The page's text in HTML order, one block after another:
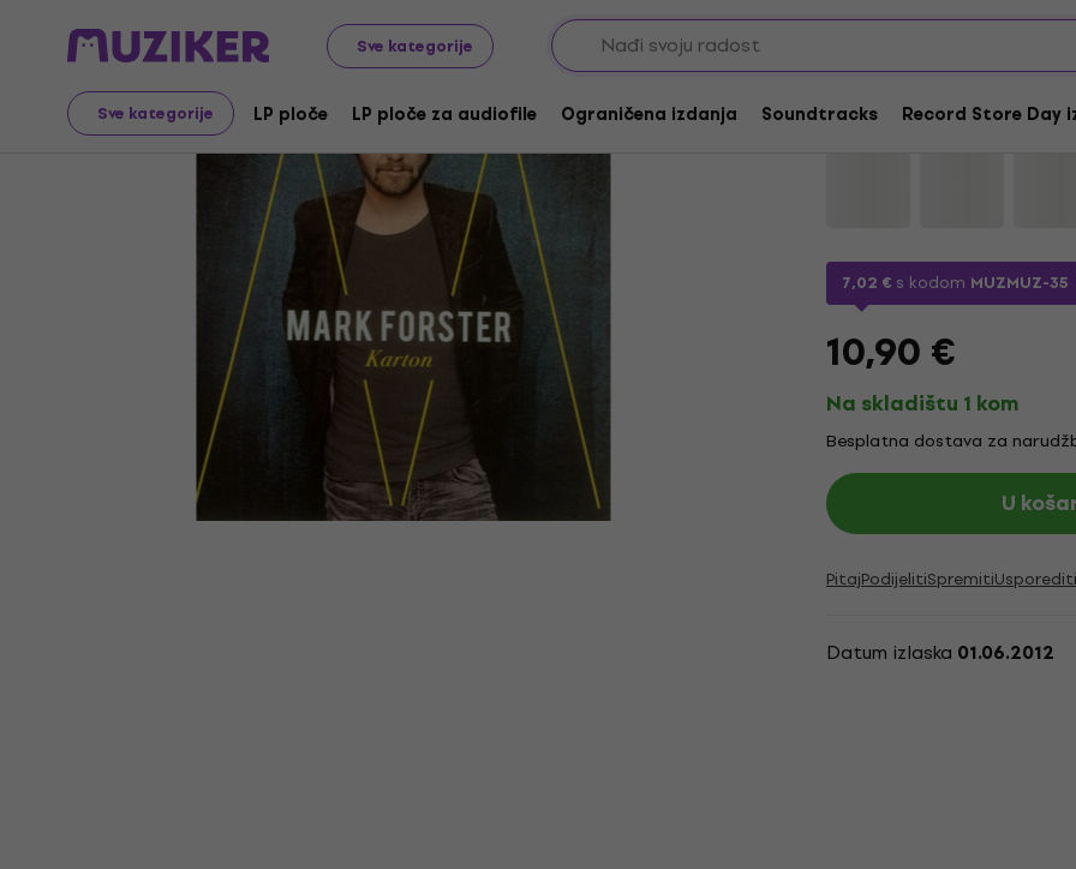
Sve kategorije
Sve kategorije LP ploče LP ploče za audiofile Ograničena izdanja Soundtracks Record Store Day
LP ploče i CD-ovi Glazbeni CD-i
Video
Mark Forster -
Marka: Mark ForsterKod
7,02 € s kodom MUZMUZ-35
10,90 €
Na skladištu 1 kom
Besplatna dostava za
U
PitajPodijelitiSpremitiUsporediti
Datum izlaska 01.06.2012